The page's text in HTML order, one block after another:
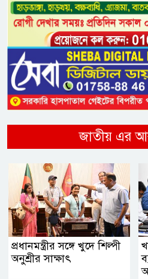
জাতীয় এর
প্রধানমন্ত্রীর সঙ্গে খুদে শিল্পী
অনুশ্রীর সাক্ষাৎ